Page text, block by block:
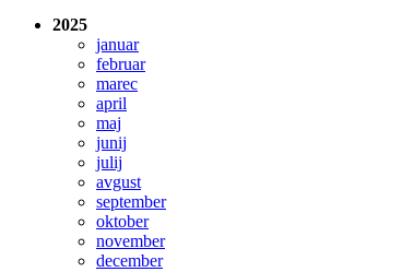
2025
januar
februar
marec
april
maj
junij
julij
avgust
september
oktober
november
december